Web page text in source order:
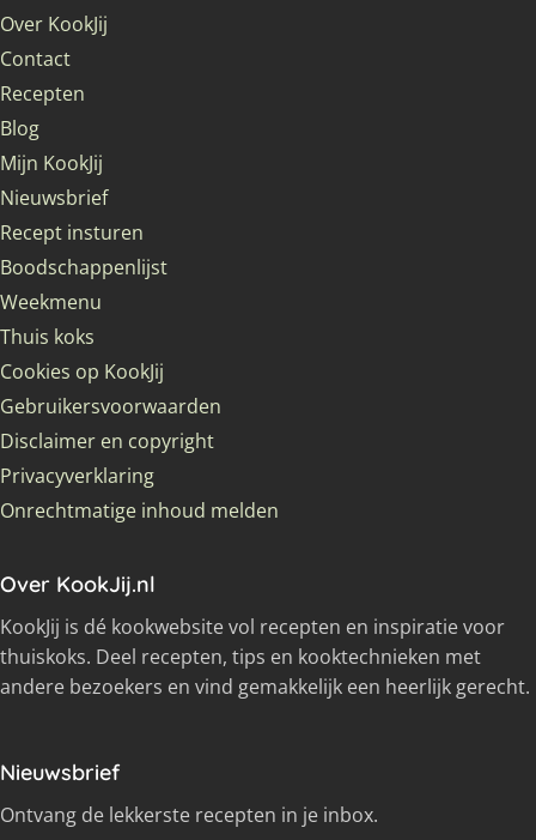
Over KookJij
Contact
Recepten
Blog
Mijn KookJij
Nieuwsbrief
Recept insturen
Boodschappenlijst
Weekmenu
Thuis koks
Cookies op KookJij
Gebruikersvoorwaarden
Disclaimer en copyright
Privacyverklaring
Onrechtmatige inhoud melden
Over KookJij.nl
KookJij is dé kookwebsite vol recepten en inspiratie voor
thuiskoks. Deel recepten, tips en kooktechnieken met
andere bezoekers en vind gemakkelijk een heerlijk gerecht.
Nieuwsbrief
Ontvang de lekkerste recepten in je inbox.